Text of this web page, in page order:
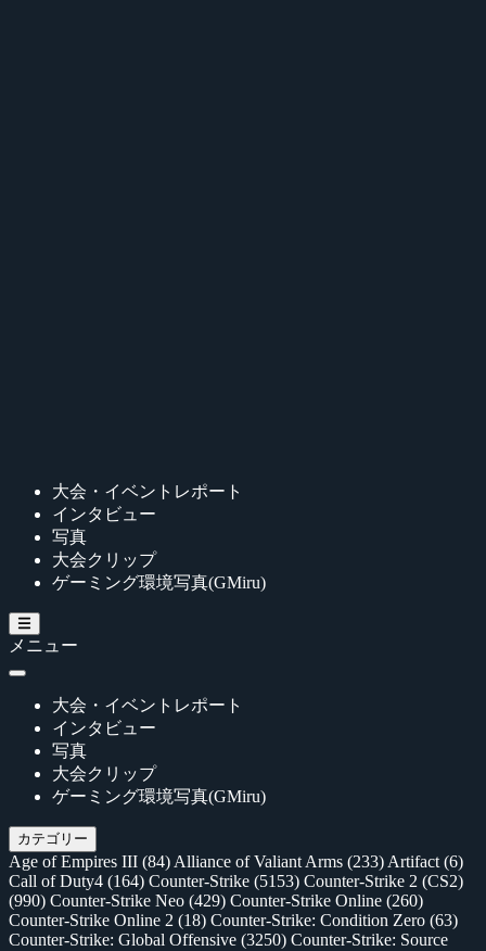
大会・イベントレポート
インタビュー
写真
大会クリップ
ゲーミング環境写真(GMiru)
メニュー
大会・イベントレポート
インタビュー
写真
大会クリップ
ゲーミング環境写真(GMiru)
カテゴリー
Age of Empires III (84) Alliance of Valiant Arms (233) Artifact (6)
Call of Duty4 (164) Counter-Strike (5153) Counter-Strike 2 (CS2)
(990) Counter-Strike Neo (429) Counter-Strike Online (260)
Counter-Strike Online 2 (18) Counter-Strike: Condition Zero (63)
Counter-Strike: Global Offensive (3250) Counter-Strike: Source